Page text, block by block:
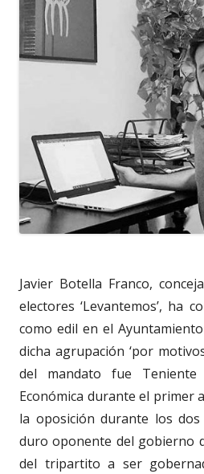
Javier Botella Franco,
electores ‘Levantemos’, ha
como edil en el
dicha agrupación ‘por
del mandato fue
Económica durante el primer
la oposición durante los
duro oponente del gobierno
del tripartito a ser